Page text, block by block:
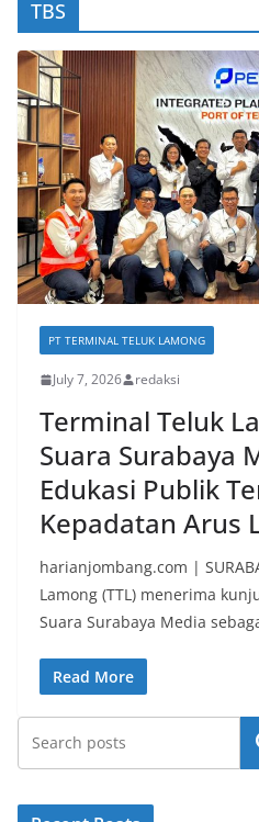
TBS
PT TERMINAL TELUK LAMONG
July 7, 2026 redaksi
Terminal Teluk
Suara Surabaya
Edukasi Publik
Kepadatan Arus
harianjombang.com |
Lamong (TTL) menerima
Suara Surabaya Media
Read More